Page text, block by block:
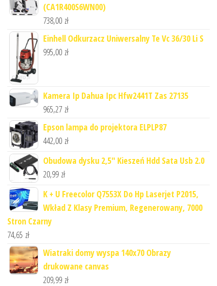
(CA1R400S6WN00)
738,00 zł
Einhell Odkurzacz Uniwersalny Te Vc 36/30 Li S
995,00 zł
Kamera Ip Dahua Ipc Hfw2441T Zas 27135
965,27 zł
Epson lampa do projektora ELPLP87
442,00 zł
Obudowa dysku 2,5" Kieszeń Hdd Sata Usb 2.0
20,99 zł
K + U Freecolor Q7553X Do Hp Laserjet P2015,
Wkład Z Klasy Premium, Regenerowany, 7000
Stron Czarny
74,65 zł
Wiatraki domy wyspa 140x70 Obrazy
drukowane canvas
209,99 zł